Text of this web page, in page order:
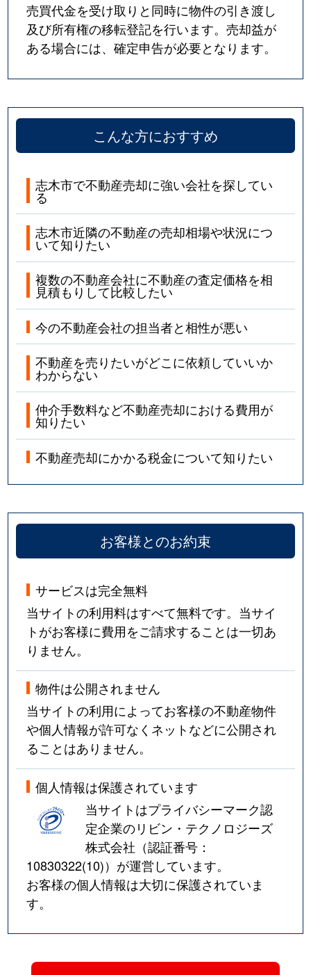
売買代金を受け取りと同時に物件の引き渡し
及び所有権の移転登記を行います。売却益が
ある場合には、確定申告が必要となります。
こんな方におすすめ
志木市で不動産売却に強い会社を探してい
る
志木市近隣の不動産の売却相場や状況につ
いて知りたい
複数の不動産会社に不動産の査定価格を相
見積もりして比較したい
今の不動産会社の担当者と相性が悪い
不動産を売りたいがどこに依頼していいか
わからない
仲介手数料など不動産売却における費用が
知りたい
不動産売却にかかる税金について知りたい
お客様とのお約束
サービスは完全無料
当サイトの利用料はすべて無料です。当サイ
トがお客様に費用をご請求することは一切あ
りません。
物件は公開されません
当サイトの利用によってお客様の不動産物件
や個人情報が許可なくネットなどに公開され
ることはありません。
個人情報は保護されています
当サイトはプライバシーマーク認
定企業のリビン・テクノロジーズ
株式会社（認証番号：
10830322(10)）が運営しています。
お客様の個人情報は大切に保護されていま
す。